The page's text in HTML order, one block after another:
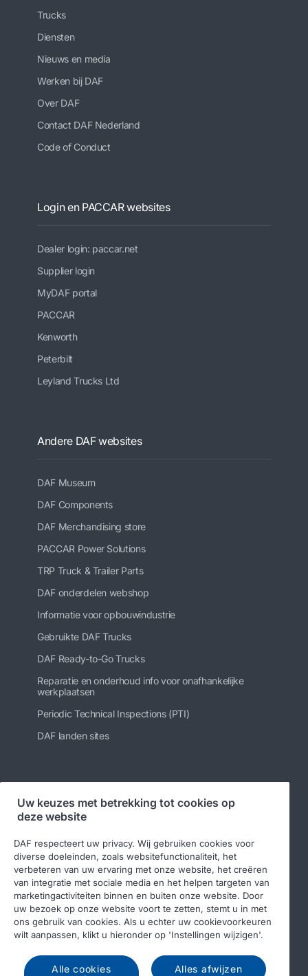
Trucks
Diensten
Nieuws en media
Werken bij DAF
Over DAF
Contact DAF Nederland
Code of Conduct
Login en PACCAR websites
Dealer login: paccar.net
Supplier login
MyDAF portal
PACCAR
Kenworth
Peterbilt
Leyland Trucks Ltd
Andere DAF websites
DAF Museum
DAF Components
DAF Merchandising store
PACCAR Power Solutions
TRP Truck & Trailer Parts
DAF onderdelen webshop
Informatie voor opbouwindustrie
Gebruikte DAF Trucks
DAF Ready-to-Go Trucks
Reparatie en onderhoud info voor onafhankelijke
werkplaatsen
Periodic Technical Inspections (PTI)
DAF landen sites
Volg ons
© 2026 DAF Legal notice
Privacy statement
Algemene voorwaarden
DAF en cookies
Income Tax Report
Uw keuzes met betrekking tot cookies op
deze website
DAF respecteert uw privacy. Wij gebruiken cookies voor
diverse doeleinden, zoals websitefunctionaliteit, het
verbeteren van uw ervaring met onze website, het creëren
van integratie met sociale media en het helpen targeten van
marketingactiviteiten binnen en buiten onze website. Door
uw bezoek op onze website voort te zetten, stemt u in met
ons gebruik van cookies. Als u echter uw cookievoorkeuren
wilt aanpassen, klikt u hieronder op 'Instellingen wijzigen'.
Alle cookies
Alles afwijzen